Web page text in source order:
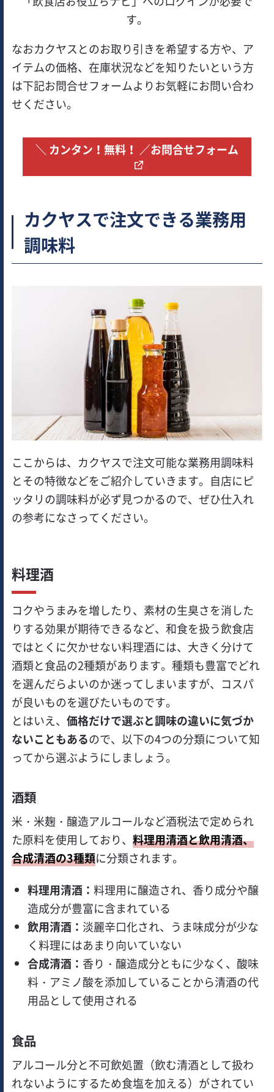
す。
なおカクヤスとのお取り引きを希望する方や、ア
イテムの価格、在庫状況などを知りたいという方
は下記お問合せフォームよりお気軽にお問い合わ
せください。
＼ カンタン！無料！ ／お問合せフォーム
カクヤスで注文できる業務用
調味料
ここからは、カクヤスで注文可能な業務用調味料
とその特徴などをご紹介していきます。自店にピ
ッタリの調味料が必ず見つかるので、ぜひ仕入れ
の参考になさってください。
料理酒
コクやうまみを増したり、素材の生臭さを消した
りする効果が期待できるなど、和食を扱う飲食店
ではとくに欠かせない料理酒には、大きく分けて
酒類と食品の2種類があります。種類も豊富でどれ
を選んだらよいのか迷ってしまいますが、コスパ
が良いものを選びたいものです。
とはいえ、価格だけで選ぶと調味の違いに気づか
ないこともあるので、以下の4つの分類について知
ってから選ぶようにしましょう。
酒類
米・米麹・醸造アルコールなど酒税法で定められ
た原料を使用しており、料理用清酒と飲用清酒、
合成清酒の3種類に分類されます。
料理用清酒： 料理用に醸造され、香り成分や醸
造成分が豊富に含まれている
飲用清酒： 淡麗辛口化され、うま味成分が少な
く料理にはあまり向いていない
合成清酒： 香り・醸造成分ともに少なく、酸味
料・アミノ酸を添加していることから清酒の代
用品として使用される
食品
アルコール分と不可飲処置（飲む清酒として扱わ
れないようにするため食塩を加える）がされてい